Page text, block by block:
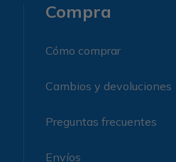
Compra
Cómo comprar
Cambios y devoluciones
Preguntas frecuentes
Envíos